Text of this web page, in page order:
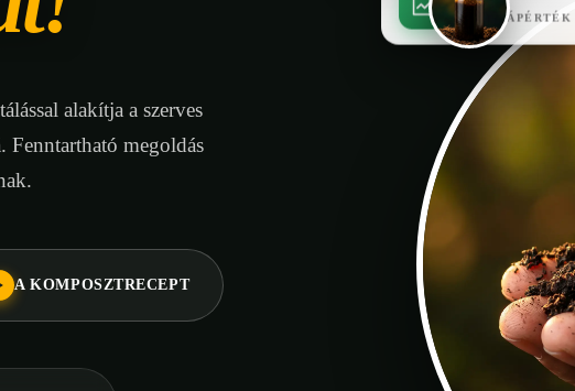
alakítja a szerves
Fenntartható megoldás
A KOMPOSZTRECEPT
MAGAS TÁPÉRTÉK